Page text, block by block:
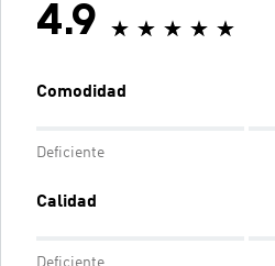
4.9
Comodidad
Deficiente
Calidad
Deficiente